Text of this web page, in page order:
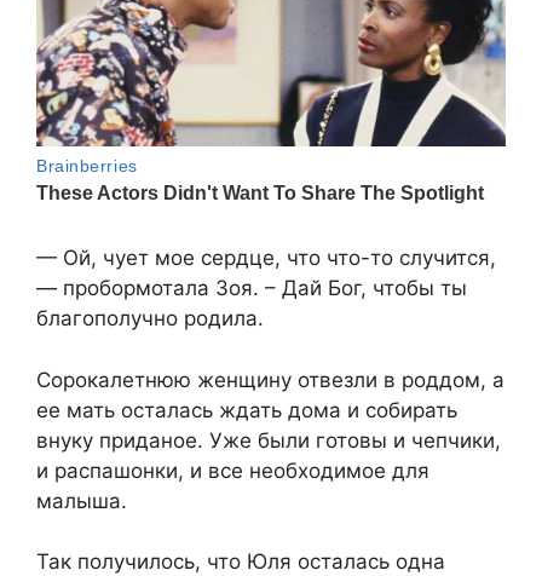
— Ой, чует мое сердце, что что-то случится,
— пробормотала Зоя. – Дай Бог, чтобы ты
благополучно родила.
Сорокалетнюю женщину отвезли в роддом, а
ее мать осталась ждать дома и собирать
внуку приданое. Уже были готовы и чепчики,
и распашонки, и все необходимое для
малыша.
Так получилось, что Юля осталась одна